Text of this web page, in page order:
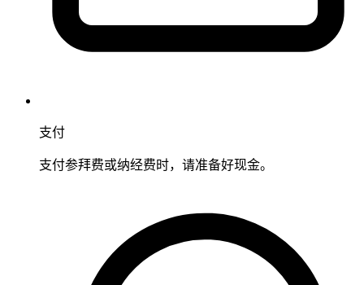
支付
支付参拜费或纳经费时，请准备好现金。